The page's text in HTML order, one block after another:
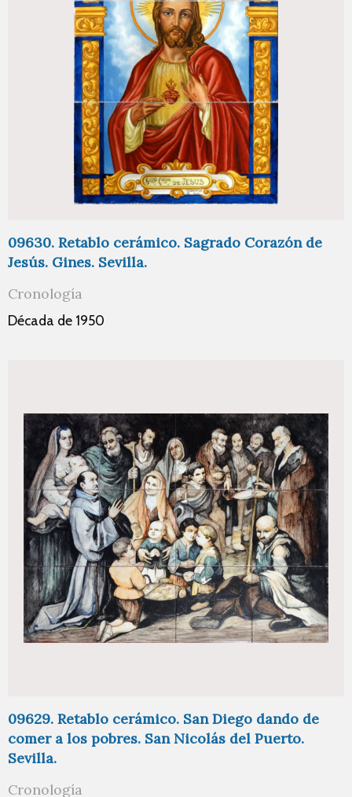
09630. Retablo cerámico. Sagrado Corazón de
Jesús. Gines. Sevilla.
Cronología
Década de 1950
09629. Retablo cerámico. San Diego dando de
comer a los pobres. San Nicolás del Puerto.
Sevilla.
Cronología